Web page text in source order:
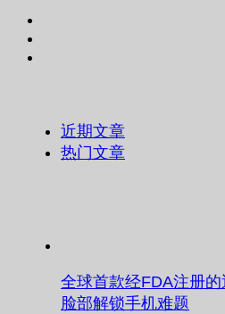
近期文章
热门文章
全球首款经FDA注册
脸部解锁手机难题